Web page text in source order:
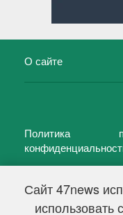
Сайт 47news
использовать
О сайте
Политика